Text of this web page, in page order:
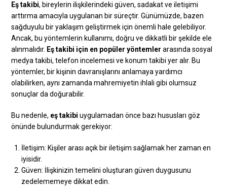
Eş takibi, bireylerin ilişkilerindeki güven, sadakat ve iletişimi
arttırma amacıyla uygulanan bir süreçtir. Günümüzde, bazen
sağduyulu bir yaklaşım geliştirmek için önemli hale gelebiliyor.
Ancak, bu yöntemlerin kullanımı, doğru ve dikkatli bir şekilde ele
alınmalıdır. Eş takibi için en popüler yöntemler arasında sosyal
medya takibi, telefon incelemesi ve konum takibi yer alır. Bu
yöntemler, bir kişinin davranışlarını anlamaya yardımcı
olabilirken, aynı zamanda mahremiyetin ihlali gibi olumsuz
sonuçlar da doğurabilir.
Bu nedenle, eş takibi uygulamadan önce bazı hususları göz
önünde bulundurmak gerekiyor:
İletişim: Kişiler arası açık bir iletişim sağlamak her zaman en
iyisidir.
Güven: İlişkinizin temelini oluşturan güven duygusunu
zedelememeye dikkat edin.